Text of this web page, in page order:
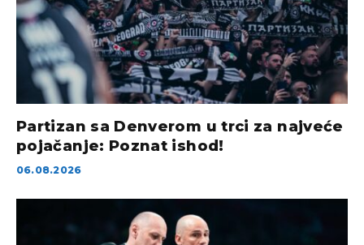
Partizan sa Denverom u trci za najveće
pojačanje: Poznat ishod!
06.08.2026